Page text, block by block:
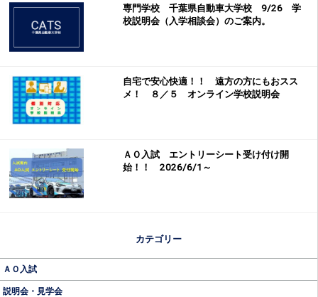
専門学校 千葉県自動車大学校 9/26 学
校説明会（入学相談会）のご案内。
自宅で安心快適！！ 遠方の方にもおスス
メ！ ８／５ オンライン学校説明会
ＡＯ入試 エントリーシート受け付け開
始！！ 2026/6/1～
カテゴリー
ＡＯ入試
説明会・見学会